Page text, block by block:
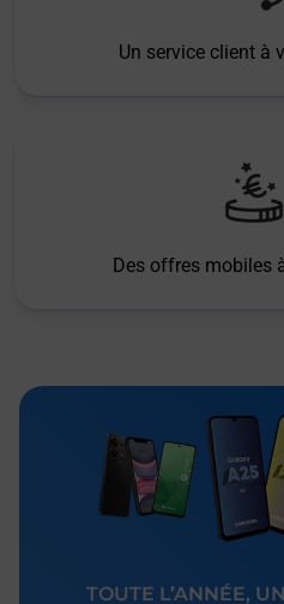
Un service client à
Des offres mobiles
TOUTE L’ANNÉE,